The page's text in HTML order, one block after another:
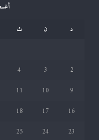
د
ن ث
2
3
4
9
10
11
16
17
18
23
24
25